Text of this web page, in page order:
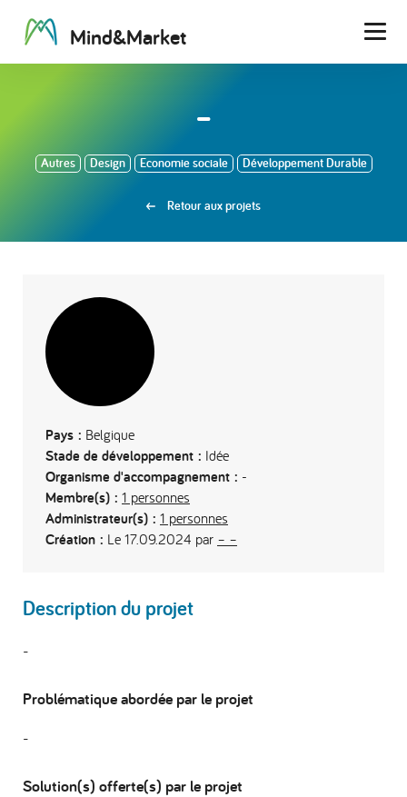
Mind&Market
–
Autres Design Economie sociale Développement Durable
Retour aux projets
Pays : Belgique
Stade de développement : Idée
Organisme d'accompagnement : -
Membre(s) : 1 personnes
Administrateur(s) : 1 personnes
Création : Le 17.09.2024 par – –
Description du projet
-
Problématique abordée par le projet
-
Solution(s) offerte(s) par le projet